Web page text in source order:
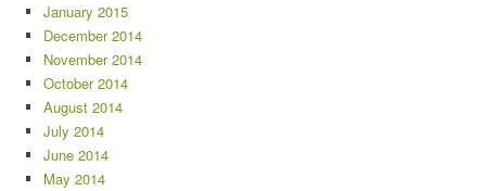
January 2015
December 2014
November 2014
October 2014
August 2014
July 2014
June 2014
May 2014